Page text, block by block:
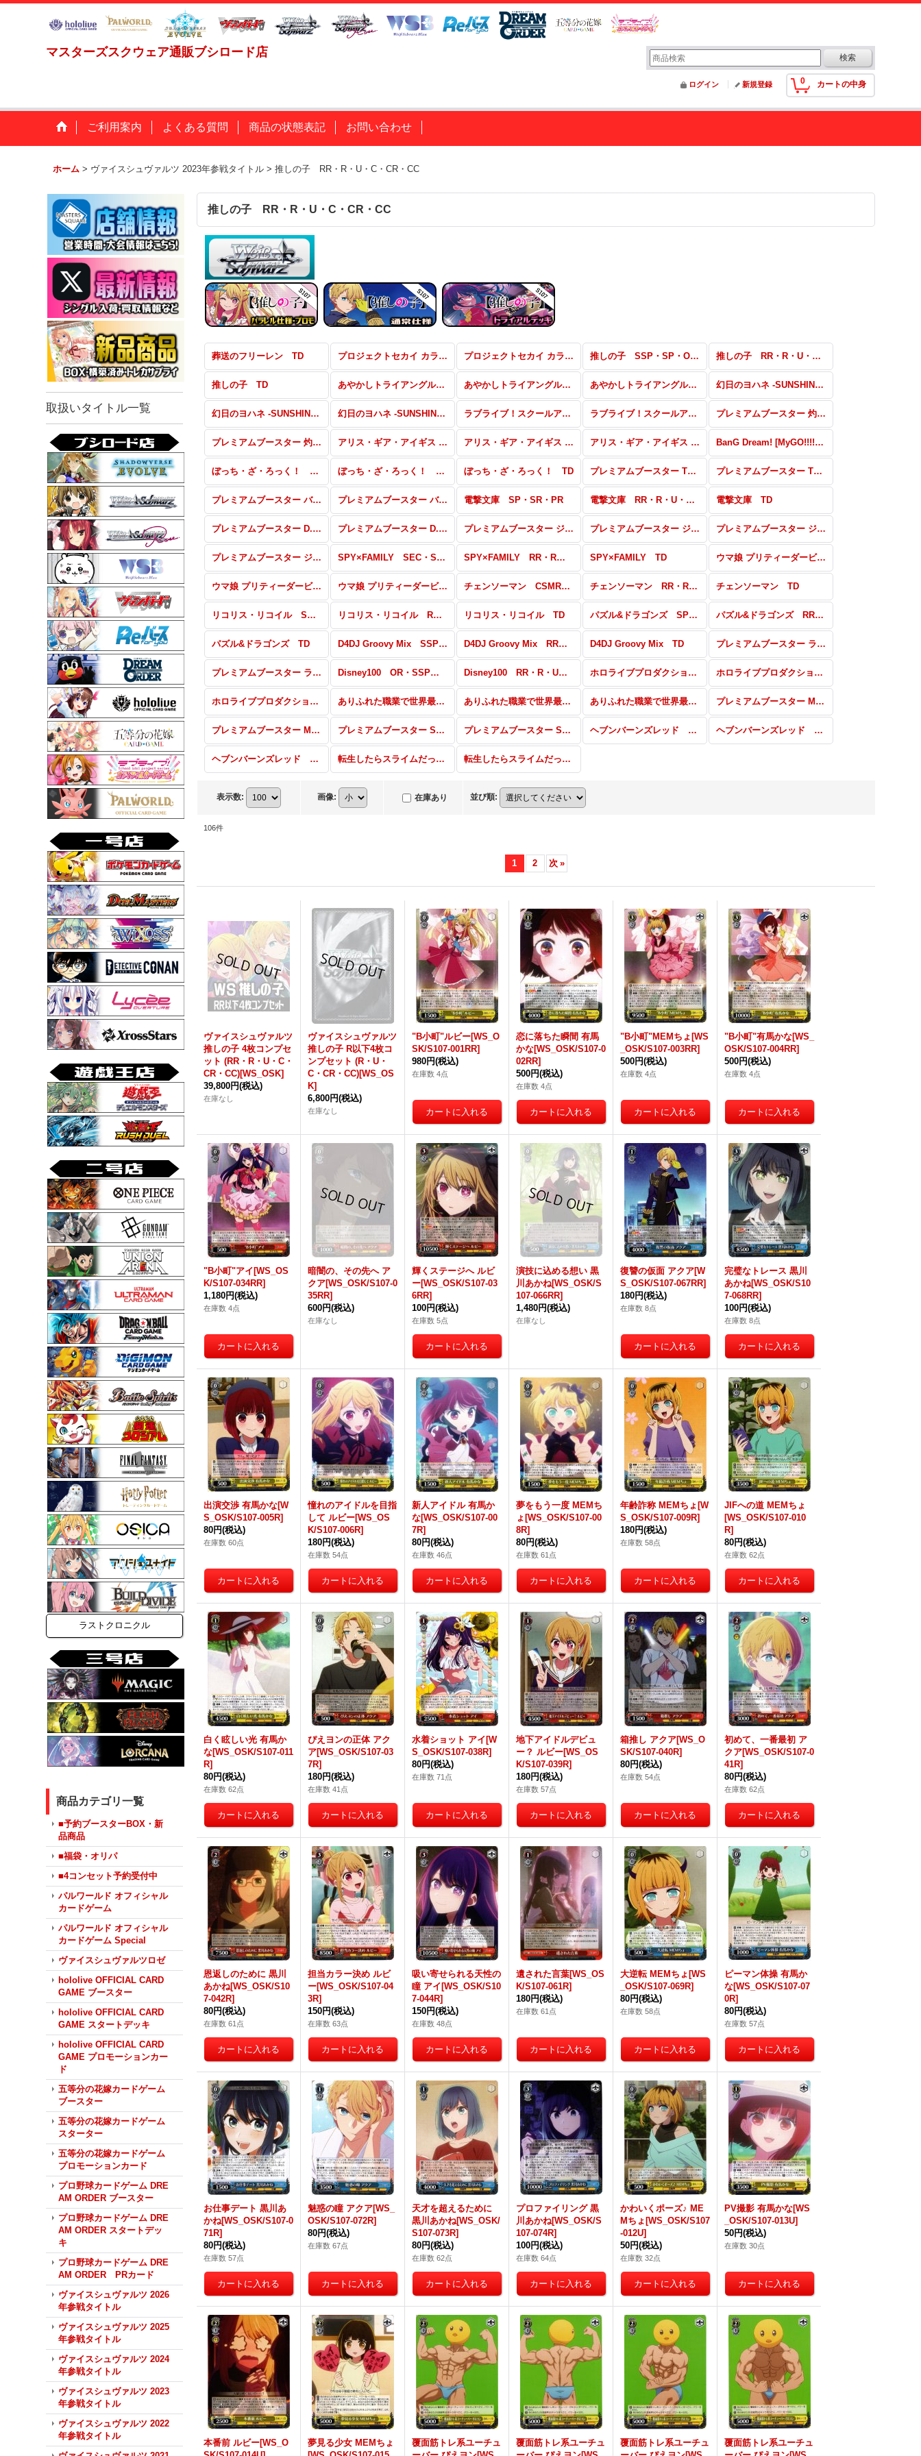
マスターズスクウェア通販ブシロード店
0 カートの中身
ログイン 新規登録
ご利用案内 よくある質問 商品の状態表記 お問い合わせ
ホーム > ヴァイスシュヴァルツ 2023年参戦タイトル > 推しの子 RR・R・U・C・CR・CC
取扱いタイトル一覧
ラストクロニクル
商品カテゴリ一覧
■予約ブースターBOX・新
品商品
■福袋・オリパ
■4コンセット予約受付中
パルワールド オフィシャル
カードゲーム
パルワールド オフィシャル
カードゲーム Special
ヴァイスシュヴァルツロゼ
hololive OFFICIAL CARD
GAME ブースター
hololive OFFICIAL CARD
GAME スタートデッキ
hololive OFFICIAL CARD
GAME プロモーションカー
ド
五等分の花嫁カードゲーム
ブースター
五等分の花嫁カードゲーム
スターター
五等分の花嫁カードゲーム
プロモーションカード
プロ野球カードゲーム DRE
AM ORDER ブースター
プロ野球カードゲーム DRE
AM ORDER スタートデッ
キ
プロ野球カードゲーム DRE
AM ORDER PRカード
ヴァイスシュヴァルツ 2026
年参戦タイトル
ヴァイスシュヴァルツ 2025
年参戦タイトル
ヴァイスシュヴァルツ 2024
年参戦タイトル
ヴァイスシュヴァルツ 2023
年参戦タイトル
ヴァイスシュヴァルツ 2022
年参戦タイトル
推しの子 RR・R・U・C・CR・CC
葬送のフリーレン TD プロジェクトセカイ カラフルステージ！ feat. 初音ミク Vol.2 SSP・BP・SR・PR プロジェクトセカイ カラフルステージ！ feat. 初音ミク Vol.2 RR・R・U・C・CR・CC 推しの子 SSP・SP・OFR・SR・PR 推しの子 RR・R・U・C・CR・CC
推しの子 TD あやかしトライアングル SEC・SP・RRR・SR・PR あやかしトライアングル RR・R・U・C・CR・CC あやかしトライアングル TD 幻日のヨハネ -SUNSHINE in the MIRROR- SP・RRR・SR・PR
幻日のヨハネ -SUNSHINE in the MIRROR- RR・R・U・C・CR・CC 幻日のヨハネ -SUNSHINE in the MIRROR- TD ラブライブ！スクールアイドルフェスティバル2 MIRACLE LIVE! SEC・OFR・SP・RRR・SR・PR ラブライブ！スクールアイドルフェスティバル2 MIRACLE LIVE! RR・R・U・C・CC プレミアムブースター 灼眼のシャナ SP・SHP・PR
プレミアムブースター 灼眼のシャナ N アリス・ギア・アイギス Expansion SP・RRR・SR・PR アリス・ギア・アイギス Expansion RR・R・U・C・CR・CC アリス・ギア・アイギス Expansion TD BanG Dream! [MyGO!!!!!] TDPlus
ぼっち・ざ・ろっく！ SSP・KBR・OFR・RRR・SR・PR ぼっち・ざ・ろっく！ RR・R・U・C・CR・CC ぼっち・ざ・ろっく！ TD プレミアムブースター THE KING OF FIGHTERS SP・MAX・PR プレミアムブースター THE KING OF FIGHTERS N
プレミアムブースター バンドリ！ ガールズバンドパーティ！ Countdown Collection SP・BDR プレミアムブースター バンドリ！ ガールズバンドパーティ！ N 電撃文庫 SP・SR・PR 電撃文庫 RR・R・U・C・CR・CC 電撃文庫 TD
プレミアムブースター D.C.〜ダ・カーポ〜 20th Anniversary SP・DCP・PR プレミアムブースター D.C.〜ダ・カーポ〜 20th Anniversary N プレミアムブースター ジョジョの奇妙な冒険 スターダストクルセイダース SP・JJR・PR プレミアムブースター ジョジョの奇妙な冒険 スターダストクルセイダース N プレミアムブースター ジョジョの奇妙な冒険 ストーンオーシャン SP・JJR・PR
プレミアムブースター ジョジョの奇妙な冒険 ストーンオーシャン N SPY×FAMILY SEC・SP・SPYR・RRR・SR・PR SPY×FAMILY RR・R・U・C・CR・CC SPY×FAMILY TD ウマ娘 プリティーダービー SP・OFR・RRR・SR・PR
ウマ娘 プリティーダービー RR・R・U・C・CR・CC ウマ娘 プリティーダービー TD チェンソーマン CSMR・SP・OFR・RRR・SR・PR チェンソーマン RR・R・U・C・CR・CC チェンソーマン TD
リコリス・リコイル SSP・LRR・OFR・RRR・SR・PR リコリス・リコイル RR・R・U・C・CR・CC リコリス・リコイル TD パズル&ドラゴンズ SP・RRR・SR・PR パズル&ドラゴンズ RR・R・U・C・CR・CC
パズル&ドラゴンズ TD D4DJ Groovy Mix SSP・SP・RRR・SR・PR D4DJ Groovy Mix RR・R・U・C・CR・CC D4DJ Groovy Mix TD プレミアムブースター ラブライブ！スクフェスシリーズ10th Anniversary SP・FP・PR
プレミアムブースター ラブライブ！スクフェスシリーズ10th Anniversary N Disney100 OR・SSP・SP・HND・SR・PR Disney100 RR・R・U・C・CR・CC ホロライブプロダクション Vol.2 SSP・SP ホロライブプロダクション Vol.2 RRR・SR・PR
ホロライブプロダクション Vol.2 RR・R・U・C・CR・CC ありふれた職業で世界最強 SP・RRR・SR・PR ありふれた職業で世界最強 RR・R・U・C・CR・CC ありふれた職業で世界最強 TD+ プレミアムブースター MARVEL SP・IFP
プレミアムブースター MARVEL N プレミアムブースター STAR WARS SP・FOP プレミアムブースター STAR WARS N ヘブンバーンズレッド OFR・SP・RRR・SR・PR ヘブンバーンズレッド RR・R・U・C・CR・CC
ヘブンバーンズレッド TD+ 転生したらスライムだった件 Vol.3 SEC・SP・RRR・SR・PR 転生したらスライムだった件 Vol.3 RR・R・U・C・CR・CC
表示数: 画像: 在庫あり 並び順:
106件
1 2 次 »
ヴァイスシュヴァルツ
推しの子 4枚コンプセ
ット (RR・R・U・C・
CR・CC)[WS_OSK]
39,800円(税込)
在庫なし
ヴァイスシュヴァルツ
推しの子 R以下4枚コ
ンプセット (R・U・
C・CR・CC)[WS_OS
K]
6,800円(税込)
在庫なし
"B小町"ルビー[WS_O
SK/S107-001RR]
980円(税込)
在庫数 4点
恋に落ちた瞬間 有馬
かな[WS_OSK/S107-0
02RR]
500円(税込)
在庫数 4点
"B小町"MEMちょ[WS
_OSK/S107-003RR]
500円(税込)
在庫数 4点
"B小町"有馬かな[WS_
OSK/S107-004RR]
500円(税込)
在庫数 4点
"B小町"アイ[WS_OS
K/S107-034RR]
1,180円(税込)
在庫数 4点
暗闇の、その先へ ア
クア[WS_OSK/S107-0
35RR]
600円(税込)
在庫なし
輝くステージへ ルビ
ー[WS_OSK/S107-03
6RR]
100円(税込)
在庫数 5点
演技に込める想い 黒
川あかね[WS_OSK/S
107-066RR]
1,480円(税込)
在庫なし
復讐の仮面 アクア[W
S_OSK/S107-067RR]
180円(税込)
在庫数 8点
完璧なトレース 黒川
あかね[WS_OSK/S10
7-068RR]
100円(税込)
在庫数 8点
出演交渉 有馬かな[W
S_OSK/S107-005R]
80円(税込)
在庫数 60点
憧れのアイドルを目指
して ルビー[WS_OS
K/S107-006R]
180円(税込)
在庫数 54点
新人アイドル 有馬か
な[WS_OSK/S107-00
7R]
80円(税込)
在庫数 46点
夢をもう一度 MEMち
ょ[WS_OSK/S107-00
8R]
80円(税込)
在庫数 61点
年齢詐称 MEMちょ[W
S_OSK/S107-009R]
180円(税込)
在庫数 58点
JIFへの道 MEMちょ
[WS_OSK/S107-010
R]
80円(税込)
在庫数 62点
白く眩しい光 有馬か
な[WS_OSK/S107-011
R]
80円(税込)
在庫数 62点
ぴえヨンの正体 アク
ア[WS_OSK/S107-03
7R]
180円(税込)
在庫数 41点
水着ショット アイ[W
S_OSK/S107-038R]
80円(税込)
在庫数 71点
地下アイドルデビュ
ー？ ルビー[WS_OS
K/S107-039R]
180円(税込)
在庫数 57点
箱推し アクア[WS_O
SK/S107-040R]
80円(税込)
在庫数 54点
初めて、一番最初 ア
クア[WS_OSK/S107-0
41R]
80円(税込)
在庫数 62点
恩返しのために 黒川
あかね[WS_OSK/S10
7-042R]
80円(税込)
在庫数 61点
担当カラー決め ルビ
ー[WS_OSK/S107-04
3R]
150円(税込)
在庫数 63点
吸い寄せられる天性の
瞳 アイ[WS_OSK/S10
7-044R]
150円(税込)
在庫数 48点
遺された言葉[WS_OS
K/S107-061R]
180円(税込)
在庫数 61点
大逆転 MEMちょ[WS
_OSK/S107-069R]
80円(税込)
在庫数 58点
ピーマン体操 有馬か
な[WS_OSK/S107-07
0R]
80円(税込)
在庫数 57点
お仕事デート 黒川あ
かね[WS_OSK/S107-0
71R]
80円(税込)
在庫数 57点
魅惑の瞳 アクア[WS_
OSK/S107-072R]
80円(税込)
在庫数 67点
天才を超えるために
黒川あかね[WS_OSK/
S107-073R]
80円(税込)
在庫数 62点
プロファイリング 黒
川あかね[WS_OSK/S
107-074R]
100円(税込)
在庫数 64点
かわいくポーズ♪ ME
Mちょ[WS_OSK/S107
-012U]
50円(税込)
在庫数 32点
PV撮影 有馬かな[WS
_OSK/S107-013U]
50円(税込)
在庫数 30点
本番前 ルビー[WS_O
夢見る少女 MEMちょ
覆面筋トレ系ユーチュ
覆面筋トレ系ユーチュ
覆面筋トレ系ユーチュ
覆面筋トレ系ユーチュ